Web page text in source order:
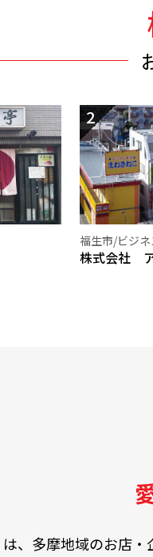
福生市/ビジネ
株式会社
は、多摩地域のお店